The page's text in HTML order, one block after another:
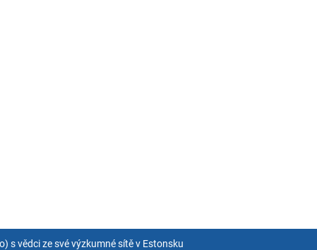
s vědci ze své výzkumné sítě v Estonsku